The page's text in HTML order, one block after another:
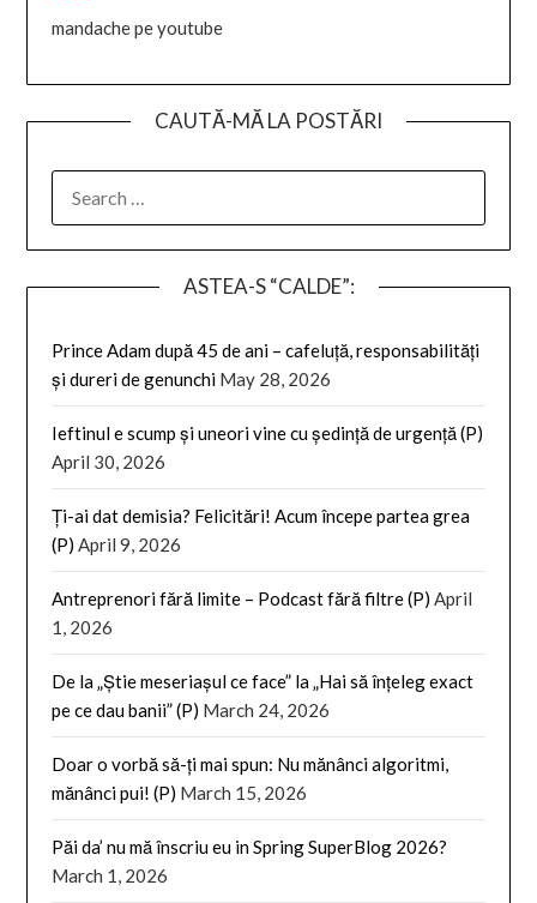
mandache pe youtube
CAUTĂ-MĂ LA POSTĂRI
FOR:
ASTEA-S “CALDE”:
Prince Adam după 45 de ani – cafeluță, responsabilități
și dureri de genunchi May 28, 2026
Ieftinul e scump și uneori vine cu ședință de urgență (P)
April 30, 2026
Ți-ai dat demisia? Felicitări! Acum începe partea grea
(P) April 9, 2026
Antreprenori fără limite – Podcast fără filtre (P) April
1, 2026
De la „Știe meseriașul ce face” la „Hai să înțeleg exact
pe ce dau banii” (P) March 24, 2026
Doar o vorbă să-ți mai spun: Nu mănânci algoritmi,
mănânci pui! (P) March 15, 2026
Păi da’ nu mă înscriu eu in Spring SuperBlog 2026?
March 1, 2026